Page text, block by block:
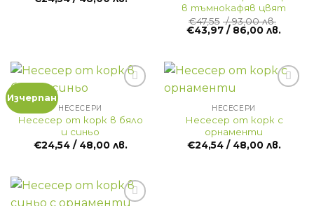
в тъмнокафяв цвят
€47,55 / 93,00 лв.
Original
price
/
93,00 лв..
€43,97 / 86,00 лв.
/
86,00
Изчерпан
НЕСЕСЕРИ
Несесер от корк в бяло
и синьо
€24,54/ 48,00 лв.
НЕСЕСЕРИ
Несесер от корк с
орнаменти
€24,54/ 48,00 лв.